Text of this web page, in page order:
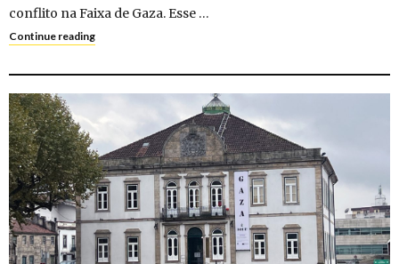
conflito na Faixa de Gaza. Esse …
Continue reading